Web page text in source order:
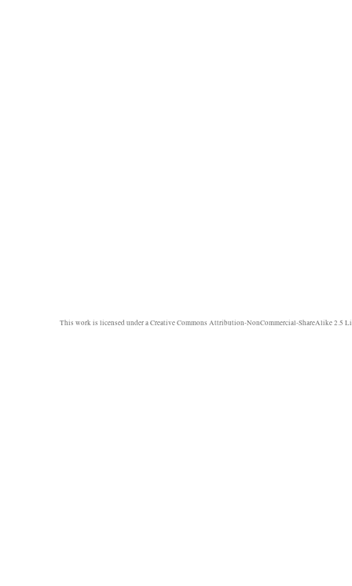
This work is licensed under aCreative Commons Attribution-NonCommercial-ShareAlike 2.5